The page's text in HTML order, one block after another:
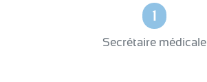
1
Secrétaire médicale